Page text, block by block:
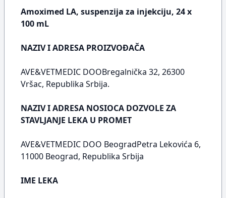
Amoximed LA, suspenzija za injekciju, 24 x
100 mL
NAZIV I ADRESA PROIZVOĐAČA
AVE&VETMEDIC DOOBregalnička 32, 26300
Vršac, Republika Srbija.
NAZIV I ADRESA NOSIOCA DOZVOLE ZA
STAVLJANJE LEKA U PROMET
AVE&VETMEDIC DOO BeogradPetra Lekovića 6,
11000 Beograd, Republika Srbija
IME LEKA